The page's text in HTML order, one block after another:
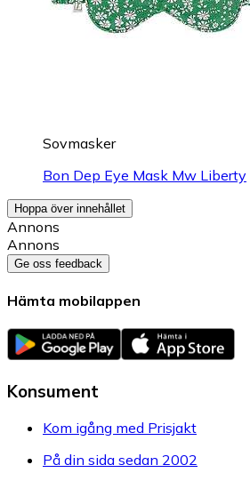
Sovmasker
Bon Dep Eye Mask Mw Liberty
Hoppa över innehållet
Annons
Annons
Ge oss feedback
Hämta mobilappen
Konsument
Kom igång med Prisjakt
På din sida sedan 2002